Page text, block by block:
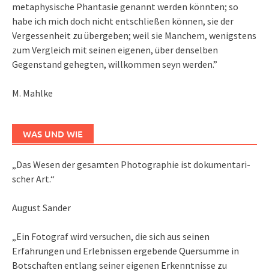
metaphysische Phantasie genannt werden könnten; so
habe ich mich doch nicht entschließen können, sie der
Vergessenheit zu übergeben; weil sie Manchem, wenigstens
zum Vergleich mit seinen eigenen, über denselben
Gegenstand gehegten, willkommen seyn werden.”
M. Mahlke
WAS UND WIE
„Das We­sen der ge­sam­ten Pho­to­gra­phie ist do­ku­men­ta­ri­
scher Art.“
August Sander
„Ein Fotograf wird versuchen, die sich aus seinen
Erfahrungen und Erlebnissen ergebende Quersumme in
Botschaften entlang seiner eigenen Erkenntnisse zu